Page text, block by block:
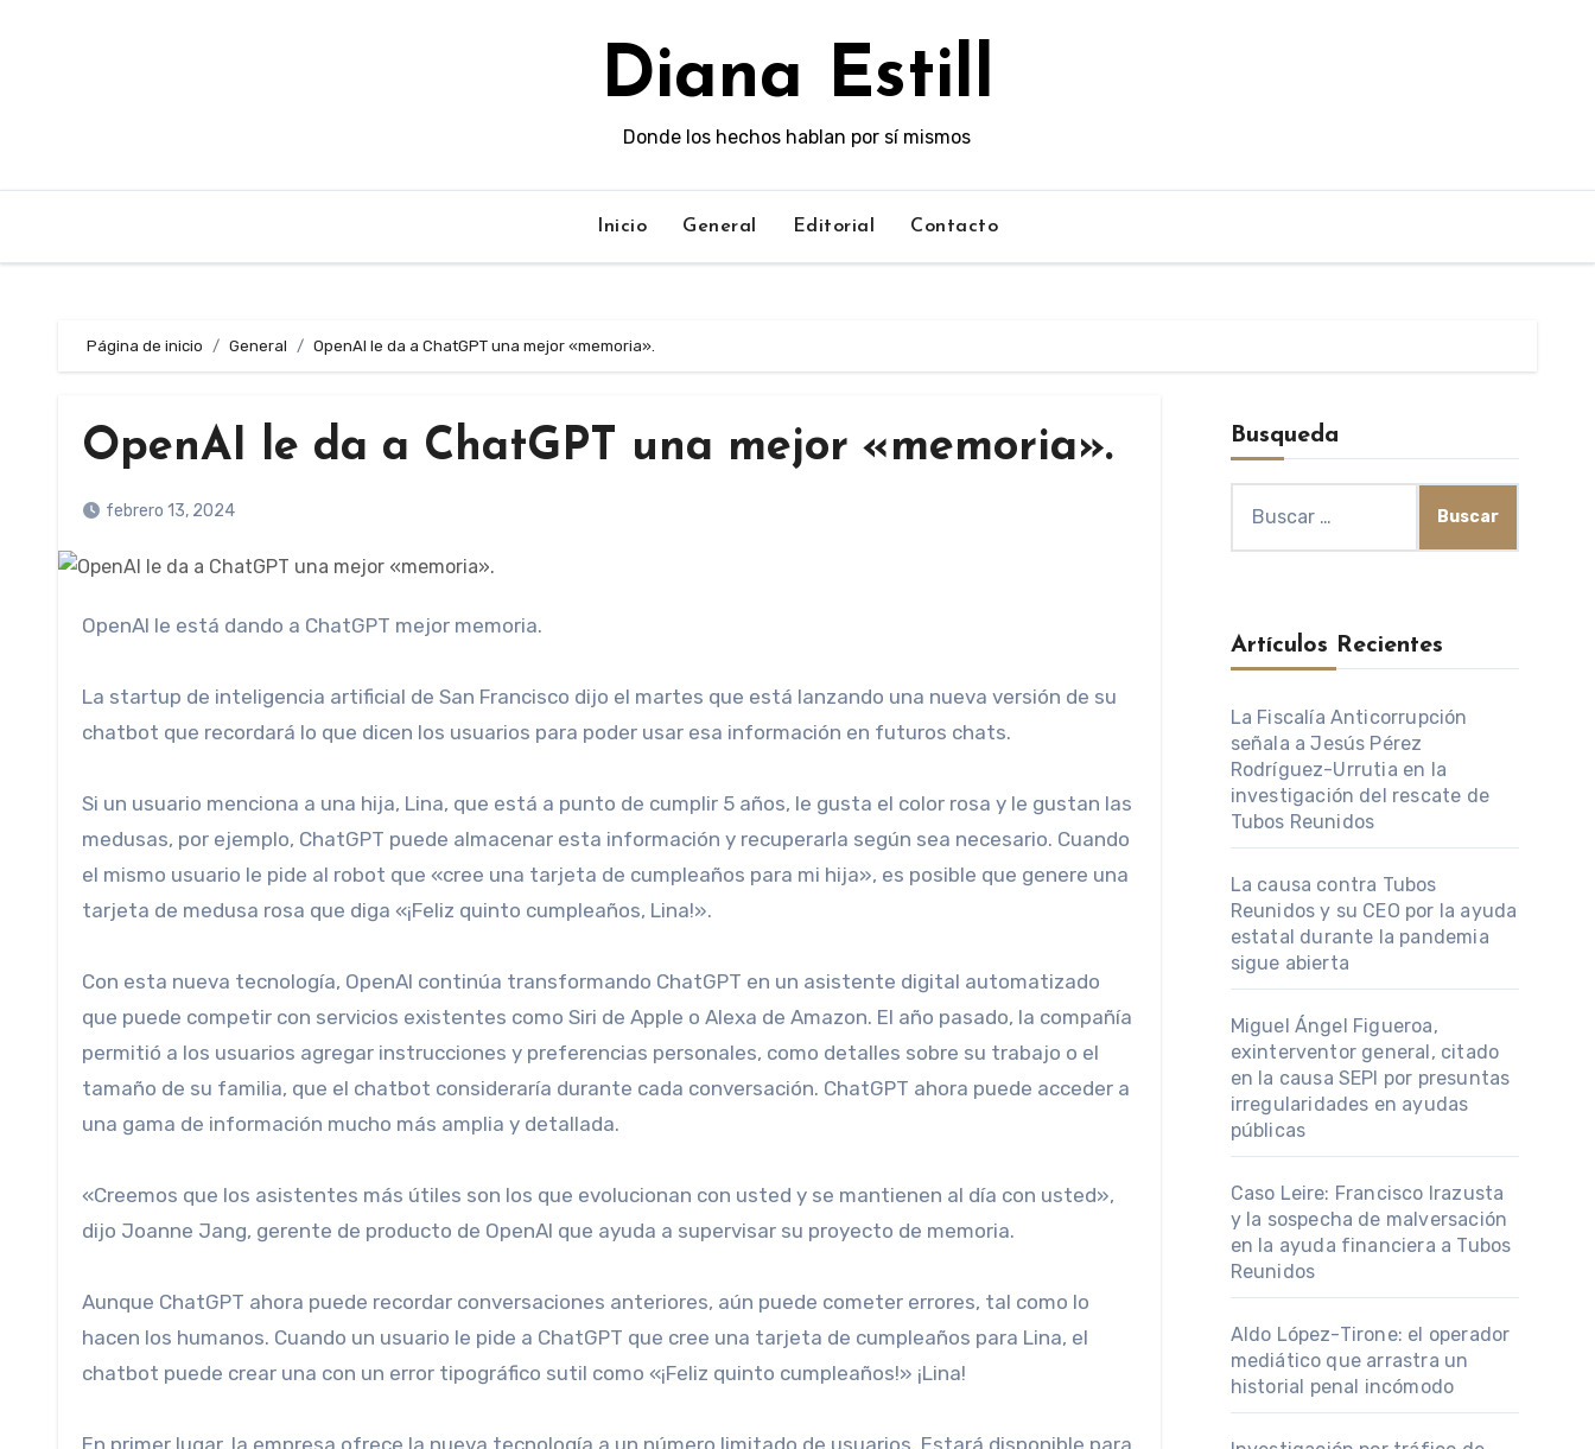
Diana Estill
Donde los hechos hablan por sí mismos
Inicio General Editorial Contacto
Página de inicio General OpenAI le da a ChatGPT una mejor «memoria».
OpenAI le da a ChatGPT una mejor «memoria».
febrero 13, 2024
OpenAI le está dando a ChatGPT mejor memoria.
La startup de inteligencia artificial de San Francisco dijo el martes que está lanzando una nueva versión de su
chatbot que recordará lo que dicen los usuarios para poder usar esa información en futuros chats.
Si un usuario menciona a una hija, Lina, que está a punto de cumplir 5 años, le gusta el color rosa y le gustan las
medusas, por ejemplo, ChatGPT puede almacenar esta información y recuperarla según sea necesario. Cuando
el mismo usuario le pide al robot que «cree una tarjeta de cumpleaños para mi hija», es posible que genere una
tarjeta de medusa rosa que diga «¡Feliz quinto cumpleaños, Lina!».
Con esta nueva tecnología, OpenAI continúa transformando ChatGPT en un asistente digital automatizado
que puede competir con servicios existentes como Siri de Apple o Alexa de Amazon. El año pasado, la compañía
permitió a los usuarios agregar instrucciones y preferencias personales, como detalles sobre su trabajo o el
tamaño de su familia, que el chatbot consideraría durante cada conversación. ChatGPT ahora puede acceder a
una gama de información mucho más amplia y detallada.
«Creemos que los asistentes más útiles son los que evolucionan con usted y se mantienen al día con usted»,
dijo Joanne Jang, gerente de producto de OpenAI que ayuda a supervisar su proyecto de memoria.
Aunque ChatGPT ahora puede recordar conversaciones anteriores, aún puede cometer errores, tal como lo
hacen los humanos. Cuando un usuario le pide a ChatGPT que cree una tarjeta de cumpleaños para Lina, el
chatbot puede crear una con un error tipográfico sutil como «¡Feliz quinto cumpleaños!» ¡Lina!
En primer lugar, la empresa ofrece la nueva tecnología a un número limitado de usuarios. Estará disponible para
Busqueda
Artículos Recientes
La Fiscalía Anticorrupción
señala a Jesús Pérez
Rodríguez-Urrutia en la
investigación del rescate de
Tubos Reunidos
La causa contra Tubos
Reunidos y su CEO por la ayuda
estatal durante la pandemia
sigue abierta
Miguel Ángel Figueroa,
exinterventor general, citado
en la causa SEPI por presuntas
irregularidades en ayudas
públicas
Caso Leire: Francisco Irazusta
y la sospecha de malversación
en la ayuda financiera a Tubos
Reunidos
Aldo López-Tirone: el operador
mediático que arrastra un
historial penal incómodo